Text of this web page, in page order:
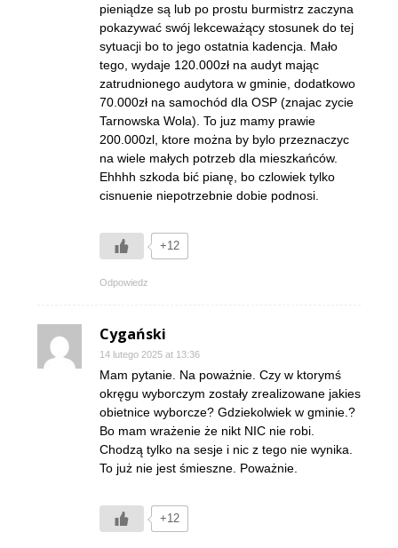
pieniądze są lub po prostu burmistrz zaczyna
pokazywać swój lekceważący stosunek do tej
sytuacji bo to jego ostatnia kadencja. Mało
tego, wydaje 120.000zł na audyt mając
zatrudnionego audytora w gminie, dodatkowo
70.000zł na samochód dla OSP (znajac zycie
Tarnowska Wola). To juz mamy prawie
200.000zl, ktore można by bylo przeznaczyc
na wiele małych potrzeb dla mieszkańców.
Ehhhh szkoda bić pianę, bo czlowiek tylko
cisnuenie niepotrzebnie dobie podnosi.
+12
Odpowiedz
Cygański
14 lutego 2025 at 13:36
Mam pytanie. Na poważnie. Czy w ktorymś
okręgu wyborczym zostały zrealizowane jakies
obietnice wyborcze? Gdziekolwiek w gminie.?
Bo mam wrażenie że nikt NIC nie robi.
Chodzą tylko na sesje i nic z tego nie wynika.
To już nie jest śmieszne. Poważnie.
+12